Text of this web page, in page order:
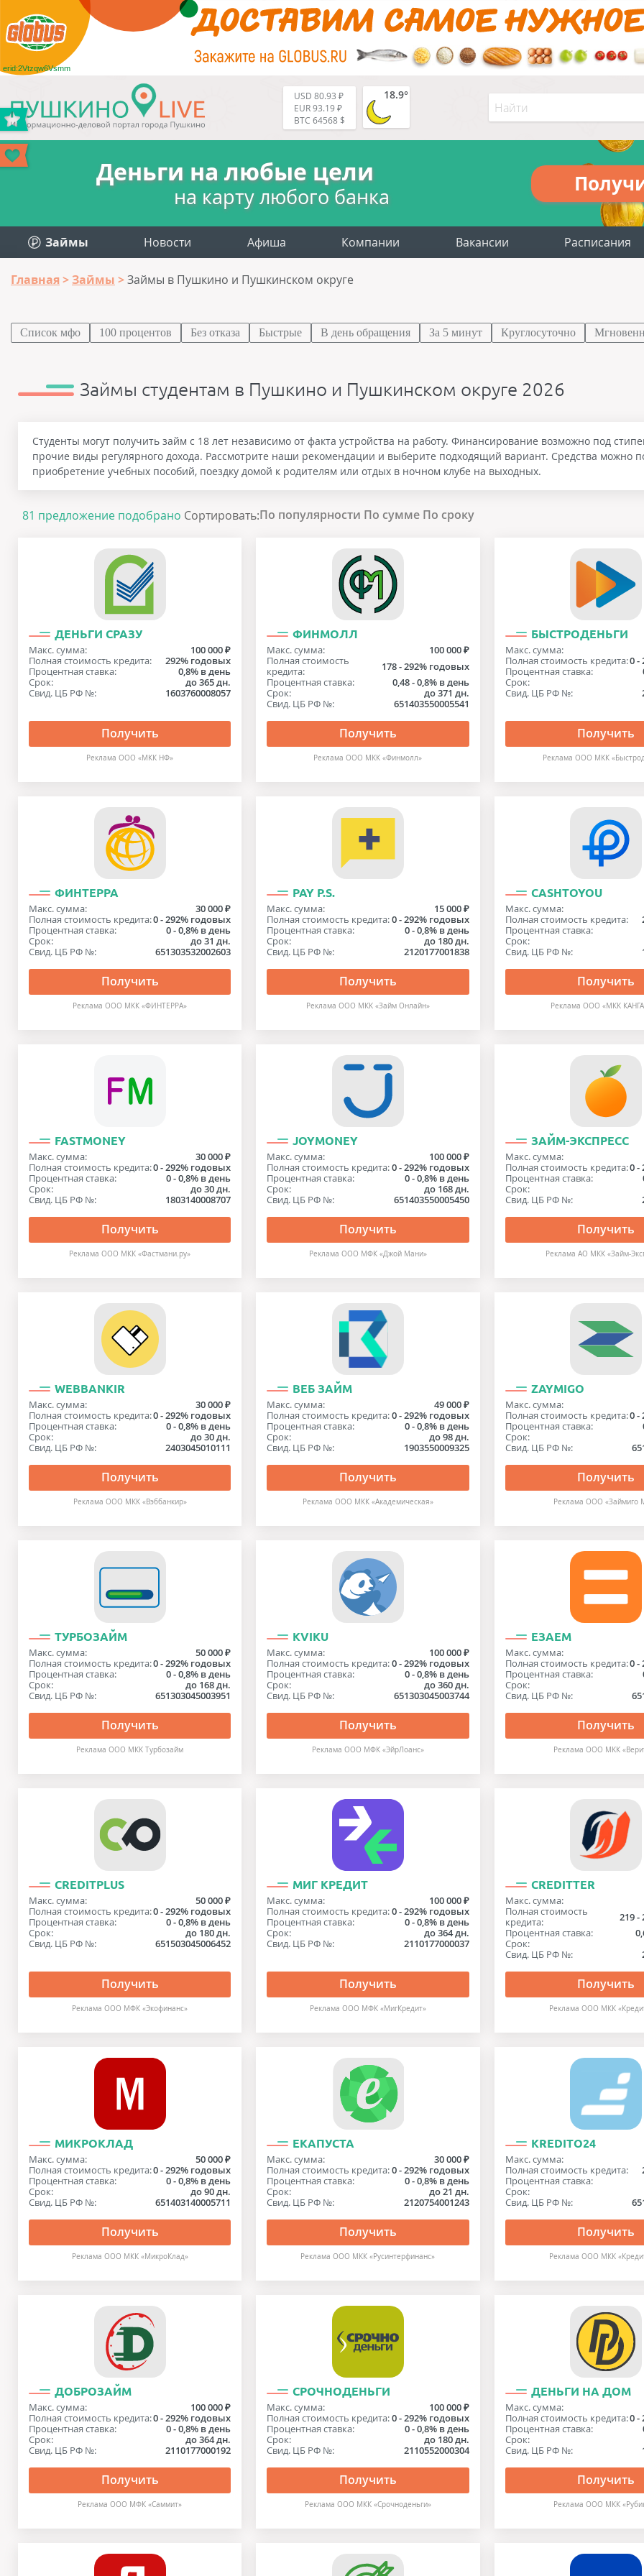
erid:2Vtzqw6Vsmm
USD 80.93 ₽
EUR 93.19 ₽
BTC 64568 $
18.9°
Деньги на любые цели
на карту любого банка
Займы Новости Афиша Компании Вакансии Расписания
Главная Займы Займы в Пушкино и Пушкинском округе
Список мфо 100 процентов Без отказа Быстрые В день обращения За 5 минут Круглосуточно
Займы студентам в Пушкино и Пушкинском округе 2026
Студенты могут получить займ с 18 лет независимо от факта устройства на работу. Финансирование возможно под
прочие виды регулярного дохода. Рассмотрите наши рекомендации и выберите подходящий вариант. Средства можно
приобретение учебных пособий, поездку домой к родителям или отдых в ночном клубе на выходных.
81 предложение подобрано Сортировать:По популярности По сумме По сроку
ДЕНЬГИ СРАЗУ
Макс. сумма:
100 000 ₽
Полная стоимость кредита:
292% годовых
Процентная ставка:
0,8% в день
Срок:
до 365 дн.
Свид. ЦБ РФ №:
1603760008057
Получить
Реклама ООО «МКК НФ»
ФИНМОЛЛ
Макс. сумма:
100 000 ₽
Полная стоимость
кредита:
178 - 292% годовых
Процентная ставка:
0,48 - 0,8% в день
Срок:
до 371 дн.
Свид. ЦБ РФ №:
651403550005541
Получить
Реклама OOO МКК «Финмолл»
БЫСТРОДЕНЬГИ
Макс. сумма:
Полная стоимость кредита:0 -
Процентная ставка:
Срок:
Свид. ЦБ РФ №:
Получить
Реклама ООО МКК
ФИНТЕРРА
Макс. сумма:
30 000 ₽
Полная стоимость кредита:0 - 292% годовых
Процентная ставка:
0 - 0,8% в день
Срок:
до 31 дн.
Свид. ЦБ РФ №:
651303532002603
Получить
Реклама ООО МКК «ФИНТЕРРА»
PAY P.S.
Макс. сумма:
15 000 ₽
Полная стоимость кредита:0 - 292% годовых
Процентная ставка:
0 - 0,8% в день
Срок:
до 180 дн.
Свид. ЦБ РФ №:
2120177001838
Получить
Реклама ООО МКК «Займ Онлайн»
CASHTOYOU
Макс. сумма:
Полная стоимость кредита:
Процентная ставка:
Срок:
Свид. ЦБ РФ №:
Получить
Реклама ООО «МКК
FASTMONEY
Макс. сумма:
30 000 ₽
Полная стоимость кредита:0 - 292% годовых
Процентная ставка:
0 - 0,8% в день
Срок:
до 30 дн.
Свид. ЦБ РФ №:
1803140008707
Получить
Реклама ООО МКК «Фастмани.ру»
JOYMONEY
Макс. сумма:
100 000 ₽
Полная стоимость кредита:0 - 292% годовых
Процентная ставка:
0 - 0,8% в день
Срок:
до 168 дн.
Свид. ЦБ РФ №:
651403550005450
Получить
Реклама ООО МФК «Джой Мани»
ЗАЙМ-ЭКСПРЕСС
Макс. сумма:
Полная стоимость кредита:0 -
Процентная ставка:
Срок:
Свид. ЦБ РФ №:
Получить
Реклама АО МКК «Займ-
WEBBANKIR
Макс. сумма:
30 000 ₽
Полная стоимость кредита:0 - 292% годовых
Процентная ставка:
0 - 0,8% в день
Срок:
до 30 дн.
Свид. ЦБ РФ №:
2403045010111
Получить
Реклама ООО МКК «Вэббанкир»
ВЕБ ЗАЙМ
Макс. сумма:
49 000 ₽
Полная стоимость кредита:0 - 292% годовых
Процентная ставка:
0 - 0,8% в день
Срок:
до 98 дн.
Свид. ЦБ РФ №:
1903550009325
Получить
Реклама ООО МКК «Академическая»
ZAYMIGO
Макс. сумма:
Полная стоимость кредита:0 -
Процентная ставка:
Срок:
Свид. ЦБ РФ №:
Получить
Реклама ООО «Займиго
ТУРБОЗАЙМ
Макс. сумма:
50 000 ₽
Полная стоимость кредита:0 - 292% годовых
Процентная ставка:
0 - 0,8% в день
Срок:
до 168 дн.
Свид. ЦБ РФ №:
651303045003951
Получить
Реклама ООО МКК Турбозайм
KVIKU
Макс. сумма:
100 000 ₽
Полная стоимость кредита:0 - 292% годовых
Процентная ставка:
0 - 0,8% в день
Срок:
до 360 дн.
Свид. ЦБ РФ №:
651303045003744
Получить
Реклама ООО МФК «ЭйрЛоанс»
ЕЗАЕМ
Макс. сумма:
Полная стоимость кредита:0 -
Процентная ставка:
Срок:
Свид. ЦБ РФ №:
Получить
Реклама ООО МКК
CREDITPLUS
Макс. сумма:
50 000 ₽
Полная стоимость кредита:0 - 292% годовых
Процентная ставка:
0 - 0,8% в день
Срок:
до 180 дн.
Свид. ЦБ РФ №:
651503045006452
Получить
Реклама ООО МФК «Экофинанс»
МИГ КРЕДИТ
Макс. сумма:
100 000 ₽
Полная стоимость кредита:0 - 292% годовых
Процентная ставка:
0 - 0,8% в день
Срок:
до 364 дн.
Свид. ЦБ РФ №:
2110177000037
Получить
Реклама ООО МФК «МигКредит»
CREDITTER
Макс. сумма:
Полная стоимость
кредита:
219 -
Процентная ставка:
Срок:
Свид. ЦБ РФ №:
Получить
Реклама ООО МКК
МИКРОКЛАД
Макс. сумма:
50 000 ₽
Полная стоимость кредита:0 - 292% годовых
Процентная ставка:
0 - 0,8% в день
Срок:
до 90 дн.
Свид. ЦБ РФ №:
651403140005711
Получить
Реклама ООО МКК «МикроКлад»
ЕКАПУСТА
Макс. сумма:
30 000 ₽
Полная стоимость кредита:0 - 292% годовых
Процентная ставка:
0 - 0,8% в день
Срок:
до 21 дн.
Свид. ЦБ РФ №:
2120754001243
Получить
Реклама ООО МКК «Русинтерфинанс»
KREDITO24
Макс. сумма:
Полная стоимость кредита:
Процентная ставка:
Срок:
Свид. ЦБ РФ №:
Получить
Реклама ООО МКК
ДОБРОЗАЙМ
Макс. сумма:
100 000 ₽
Полная стоимость кредита:0 - 292% годовых
Процентная ставка:
0 - 0,8% в день
Срок:
до 364 дн.
Свид. ЦБ РФ №:
2110177000192
Получить
Реклама ООО МФК «Саммит»
СРОЧНОДЕНЬГИ
Макс. сумма:
100 000 ₽
Полная стоимость кредита:0 - 292% годовых
Процентная ставка:
0 - 0,8% в день
Срок:
до 180 дн.
Свид. ЦБ РФ №:
2110552000304
Получить
Реклама ООО МКК «Срочноденьги»
ДЕНЬГИ НА ДОМ
Макс. сумма:
Полная стоимость кредита:0 -
Процентная ставка:
Срок:
Свид. ЦБ РФ №:
Получить
Реклама ООО МКК